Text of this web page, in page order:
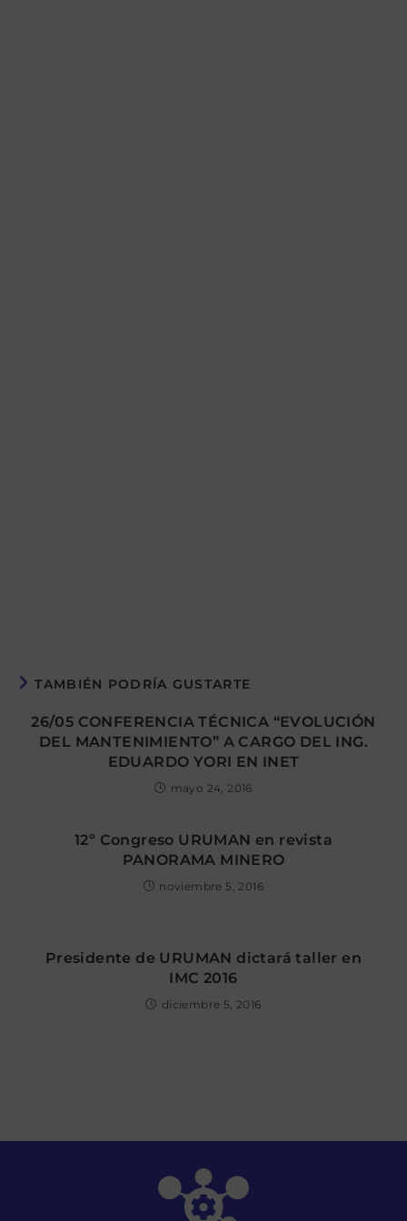
TAMBIÉN PODRÍA GUSTARTE
26/05 CONFERENCIA TÉCNICA “EVOLUCIÓN
DEL MANTENIMIENTO” A CARGO DEL ING.
EDUARDO YORI EN INET
mayo 24, 2016
12º Congreso URUMAN en revista
PANORAMA MINERO
noviembre 5, 2016
Presidente de URUMAN dictará taller en
IMC 2016
diciembre 5, 2016